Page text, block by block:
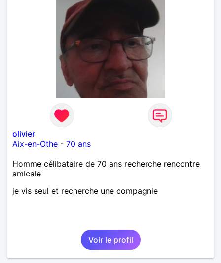
olivier
Aix-en-Othe - 70 ans
Homme célibataire de 70 ans recherche rencontre
amicale
je vis seul et recherche une compagnie
Voir le profil